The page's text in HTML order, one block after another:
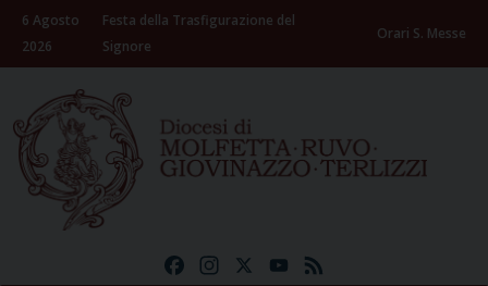
Skip
content
6 Agosto
2026
Festa della Trasfigurazione del
Signore
Orari S. Messe
FacebookInstagramYouTube